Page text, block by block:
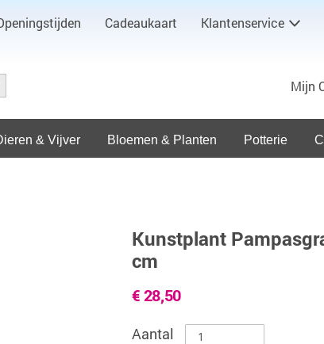
Cadeaukaart Klantenservice
Mijn
& Vijver Bloemen & Planten Potterie
Kunstplant
cm
€ 28,50
Aantal